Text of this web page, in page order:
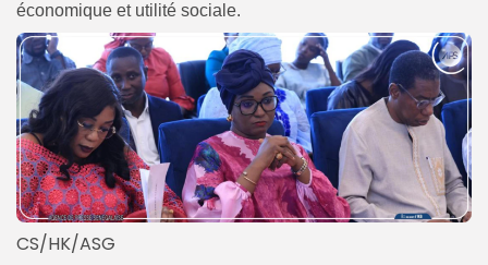
économique et utilité sociale.
CS/HK/ASG